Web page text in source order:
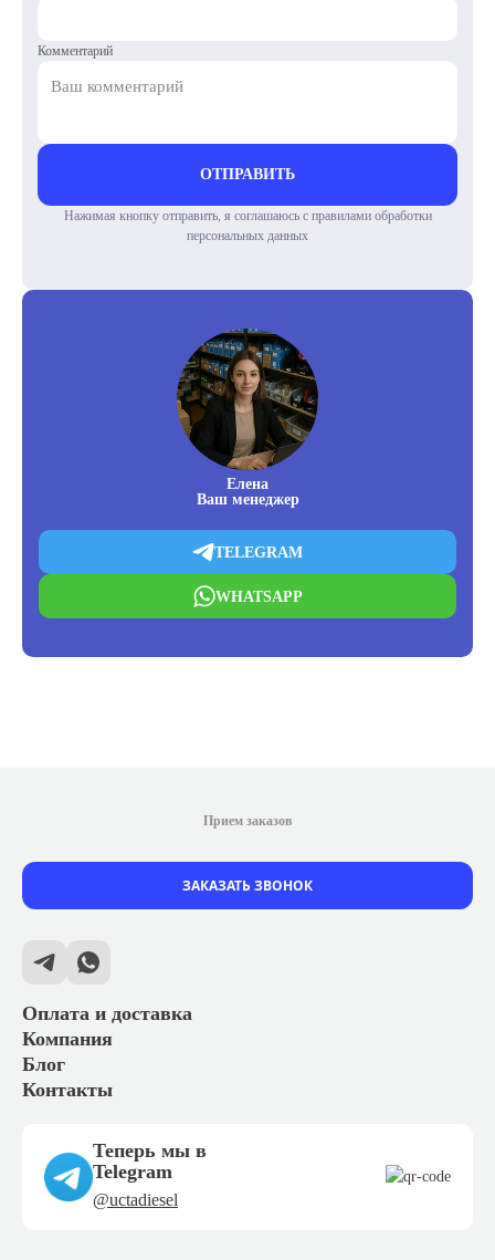
Комментарий
ОТПРАВИТЬ
Нажимая кнопку отправить, я соглашаюсь с правилами обработки
персональных данных
Елена
Ваш менеджер
TELEGRAM
WHATSAPP
Оплата и доставка
Компания
Блог
Контакты
Прием заказов
ЗАКАЗАТЬ ЗВОНОК
Теперь мы в
Telegram
@uctadiesel